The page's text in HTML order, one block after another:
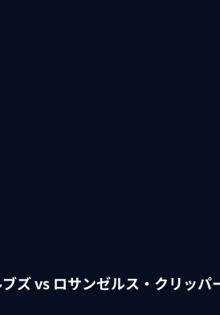
ズ vs ロサンゼルス・クリッパ